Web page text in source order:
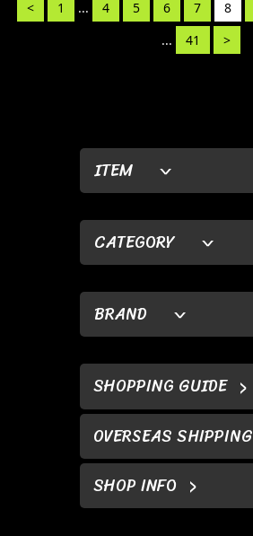
ITEM
CATEGORY
BRAND
SHOPPING GUIDE
OVERSEAS SHIPPING
SHOP INFO
< 1 ... 4 5 6 7 8
...
41 >